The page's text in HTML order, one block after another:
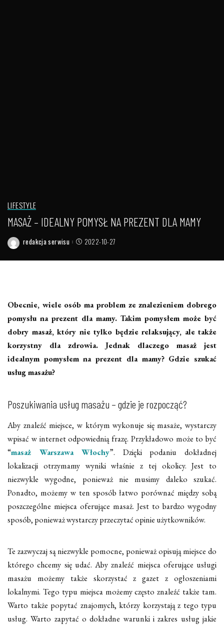
LIFESTYLE
MASAŻ – IDEALNY POMYSŁ NA PREZENT DLA MAMY
Posted
redakcja serwisu 2022-10-27
Obecnie, wiele osób ma problem ze znalezieniem dobrego
pomysłu na prezent dla mamy. Takim pomysłem może być
dobry masaż, który nie tylko będzie relaksujący, ale także
korzystny dla zdrowia. Jednak dlaczego masaż jest
idealnym pomysłem na prezent dla mamy? Gdzie szukać
usług masażu?
Poszukiwania usług masażu – gdzie je rozpocząć?
Aby znaleźć miejsce, w którym wykonuje się masaże, wystarczy
wpisać w internet odpowiednią frazę. Przykładowo może to być
“masaż Warszawa Włochy”. Dzięki podaniu dokładnej
lokalizacji otrzymamy wyniki właśnie z tej okolicy. Jest to
niezwykle wygodne, ponieważ nie musimy daleko szukać.
Ponadto, możemy w ten sposób łatwo porównać między sobą
poszczególne miejsca oferujące masaż. Jest to bardzo wygodny
sposób, ponieważ wystarczy przeczytać opinie użytkowników.
Te zazwyczaj są niezwykle pomocne, ponieważ opisują miejsce do
którego chcemy się udać. Aby znaleźć miejsca oferujące usługi
masażu możemy także skorzystać z gazet z ogłoszeniami
lokalnymi. Tego typu miejsca możemy często znaleźć także tam.
Warto także popytać znajomych, którzy korzystają z tego typu
usług. Warto zapytać o dokładne warunki i zakres usług jakie